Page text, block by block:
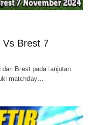
Vs Brest 7
Brest pada lanjutan
matchday…